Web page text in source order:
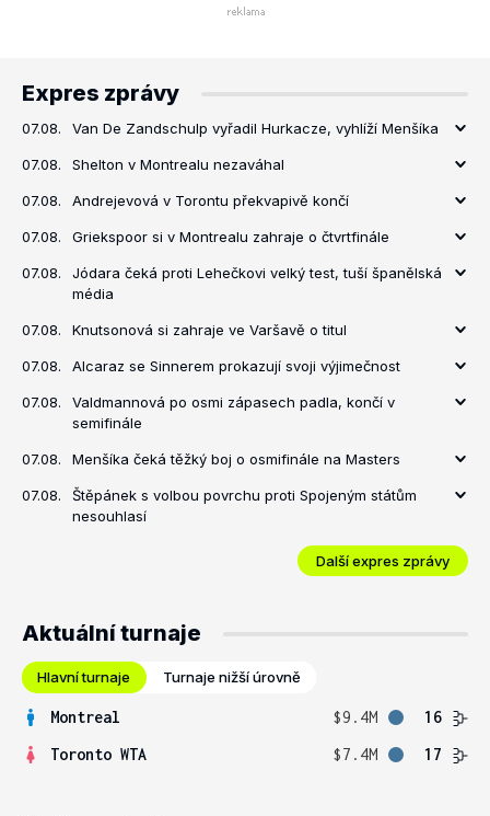
Expres zprávy
07.08. Van De Zandschulp vyřadil Hurkacze, vyhlíží Menšíka
07.08. Shelton v Montrealu nezaváhal
07.08. Andrejevová v Torontu překvapivě končí
07.08. Griekspoor si v Montrealu zahraje o čtvrtfinále
07.08.
Jódara čeká proti Lehečkovi velký test, tuší španělská
média
07.08. Knutsonová si zahraje ve Varšavě o titul
07.08. Alcaraz se Sinnerem prokazují svoji výjimečnost
07.08.
Valdmannová po osmi zápasech padla, končí v
semifinále
07.08. Menšíka čeká těžký boj o osmifinále na Masters
07.08.
Štěpánek s volbou povrchu proti Spojeným státům
nesouhlasí
Další expres zprávy
Aktuální turnaje
Hlavní turnaje Turnaje nižší úrovně
Montreal $9.4M
16
Toronto WTA
$7.4M 17